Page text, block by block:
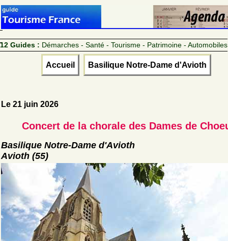
12 Guides : Démarches - Santé - Tourisme - Patrimoine - Automobiles
Accueil Basilique Notre-Dame d'Avioth
Le 21 juin 2026
Concert de la chorale des Dames de
Basilique Notre-Dame d'Avioth
Avioth (55)